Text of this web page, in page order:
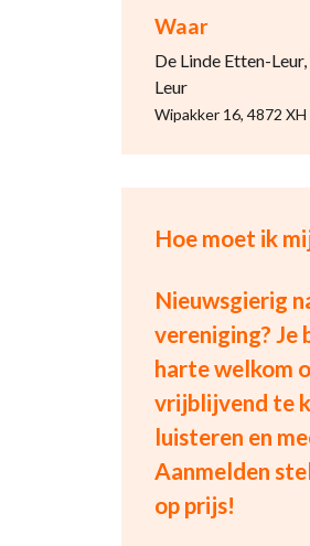
Waar
De Linde Etten-
Leur
Wipakker 16, 4872
Hoe moet ik
Nieuwsgierig
vereniging? Je
harte welkom
vrijblijvend te
luisteren en
Aanmelden
op prijs!